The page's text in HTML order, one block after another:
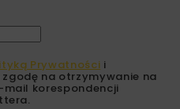
Prywatności i
na otrzymywanie na
mail korespondencji